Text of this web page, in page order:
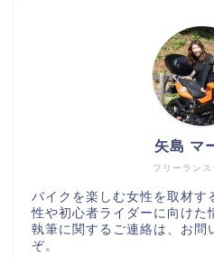
フリーランス
矢島 マ
バイクを楽しむ女性を取材す
性や初心者ライダーに向けた
執筆に関するご連絡は、お問
ぞ。